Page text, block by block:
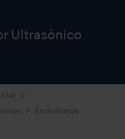
Ultrasónico
Endodoncia